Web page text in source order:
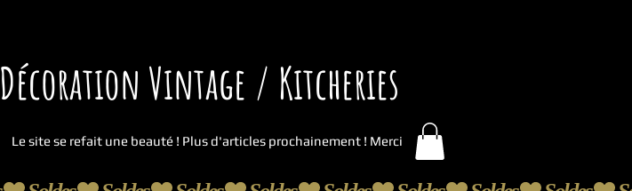
Décoration Vintage / Kitcheries
Le site se refait une beauté ! Plus d'articles prochainement ! Merci